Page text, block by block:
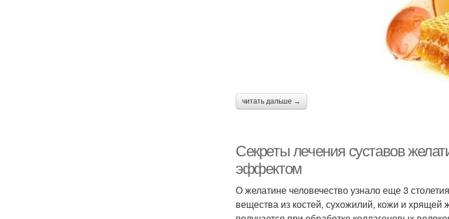
читать дальше →
Секреты лечения суставов
эффектом
О желатине человечество узнало еще 3
вещества из костей, сухожилий, кожи и